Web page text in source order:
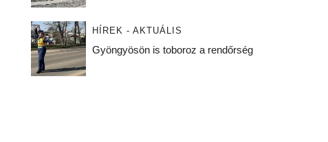
HÍREK - AKTUÁLIS
Gyöngyösön is toboroz a rendőrség